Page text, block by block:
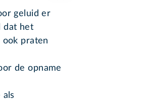
geluid er
dat het
ook praten
de opname